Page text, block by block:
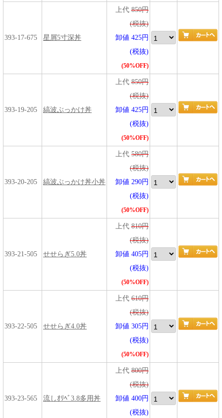
393-17-675 星屑5寸深丼
上代 850円
(税抜)
卸値 425円
(税抜)
(50%OFF)
393-19-205 縞波ぶっかけ丼
上代 850円
(税抜)
卸値 425円
(税抜)
(50%OFF)
393-20-205 縞波ぶっかけ丼小丼
上代 580円
(税抜)
卸値 290円
(税抜)
(50%OFF)
393-21-505 せせらぎ5.0丼
上代 810円
(税抜)
卸値 405円
(税抜)
(50%OFF)
393-22-505 せせらぎ4.0丼
上代 610円
(税抜)
卸値 305円
(税抜)
(50%OFF)
393-23-565 流しｵﾘﾍﾞ3.8多用丼
上代 800円
(税抜)
卸値 400円
(税抜)